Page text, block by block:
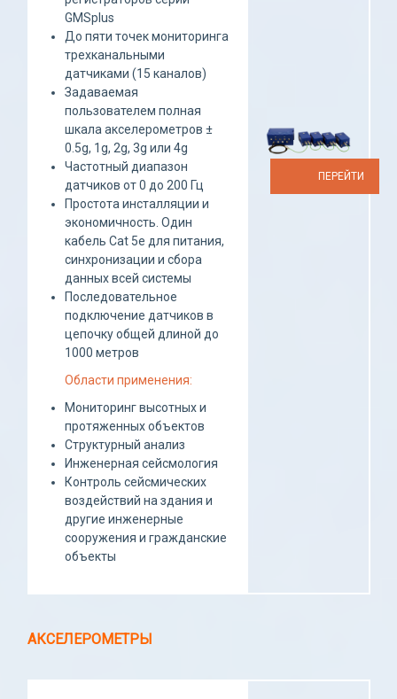
GMSplus
До пяти точек мониторинга
трехканальными
датчиками (15 каналов)
Задаваемая
пользователем полная
шкала акселерометров ±
0.5g, 1g, 2g, 3g или 4g
Частотный диапазон
датчиков от 0 до 200 Гц
Простота инсталляции и
экономичность. Один
кабель Cat 5e для питания,
синхронизации и сбора
данных всей системы
Последовательное
подключение датчиков в
цепочку общей длиной до
1000 метров
Области применения:
Мониторинг высотных и
протяженных объектов
Структурный анализ
Инженерная сейсмология
Контроль сейсмических
воздействий на здания и
другие инженерные
сооружения и гражданские
объекты
ПЕРЕЙТИ
АКСЕЛЕРОМЕТРЫ